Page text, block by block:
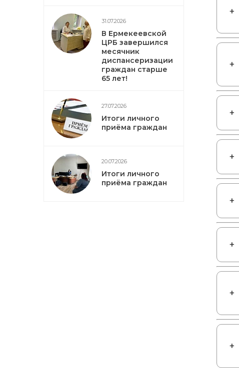
31.07.2026
В Ермекеевской
ЦРБ завершился
месячник
диспансеризации
граждан старше
65 лет!
27.07.2026
Итоги личного
приёма граждан
20.07.2026
Итоги личного
приёма граждан